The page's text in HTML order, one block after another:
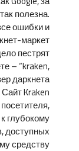
полезна.
ошибки и
маркет
пестрят
– “kraken,
даркнета
Kraken
глубокому
доступных
средству